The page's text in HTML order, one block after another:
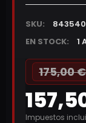
SKU:
EN STOCK:
1
175,00 €
Impuestos